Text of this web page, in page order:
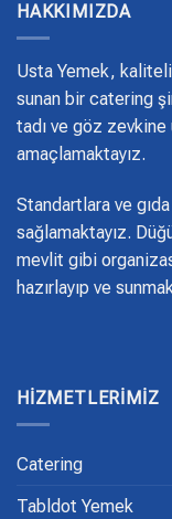
HAKKIMIZDA
Usta Yemek,
sunan bir catering
tadı ve göz zevkine
amaçlamaktayız.
Standartlara ve
sağlamaktayız.
mevlit gibi
hazırlayıp ve
HIZMETLERIMIZ
Catering
Tabldot Yemek